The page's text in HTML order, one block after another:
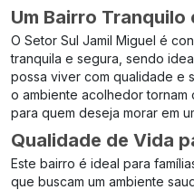
Um Bairro
O Setor Sul Jamil Miguel é
tranquila e segura, sendo
possa viver com qualidade e
o ambiente acolhedor
para quem deseja morar em
Qualidade de Vida
Este bairro é ideal para
que buscam um ambiente